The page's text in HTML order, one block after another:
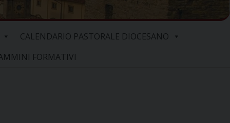
CALENDARIO PASTORALE DIOCESANO
FORMATIVI